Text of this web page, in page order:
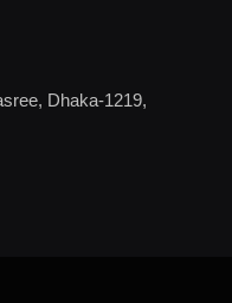
Dhaka-1219,